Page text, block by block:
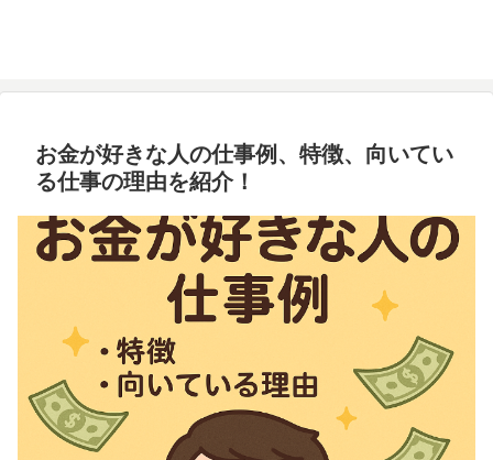
お金が好きな人の仕事例、特徴、向いてい
る仕事の理由を紹介！